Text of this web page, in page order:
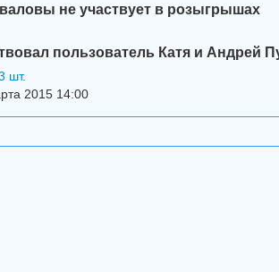
не участвует в розыгрышах
пользователь Катя и Андрей
шт.
2015 14:00